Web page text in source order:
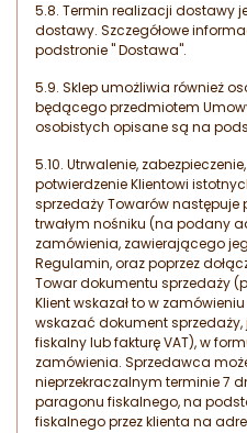
5.8. Termin realizacji dostawy
dostawy. Szczegółowe
podstronie " Dostawa".
5.9. Sklep umożliwia również
będącego przedmiotem
osobistych opisane są na
5.10. Utrwalenie,
potwierdzenie Klientowi
sprzedaży Towarów następuje
trwałym nośniku (na podany
zamówienia, zawierającego
Regulamin, oraz poprzez
Towar dokumentu sprzedaży
Klient wskazał to w
wskazać dokument
fiskalny lub fakturę VAT), w
zamówienia. Sprzedawca
nieprzekraczalnym terminie 7
paragonu fiskalnego, na
fiskalnego przez klienta na